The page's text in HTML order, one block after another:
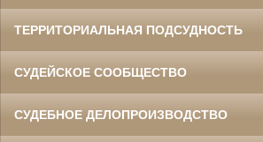
ТЕРРИТОРИАЛЬНАЯ ПОДСУДНОСТЬ
СУДЕЙСКОЕ СООБЩЕСТВО
СУДЕБНОЕ ДЕЛОПРОИЗВОДСТВО